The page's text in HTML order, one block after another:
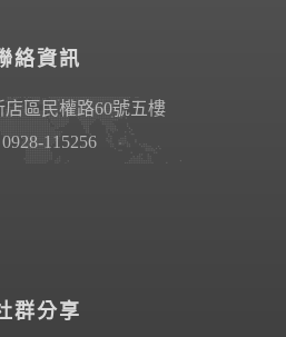
絡資訊
店區民權路60號五樓
0928-115256
群分享